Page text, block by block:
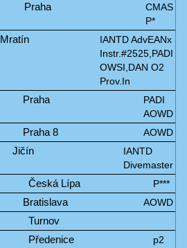
Praha
CMAS
P*
Mratín
IANTD AdvEANx
Instr.#2525,PADI
OWSI,DAN O2
Prov.In
Praha
PADI
AOWD
Praha 8 AOWD
Jičín
IANTD
Divemaster
Česká Lípa P***
Bratislava AOWD
Turnov
Předenice p2